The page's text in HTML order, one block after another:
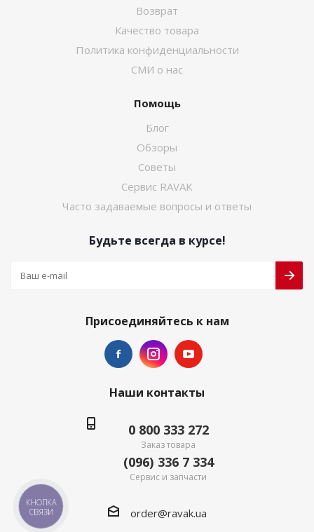
Возврат
Качество товара
Политика конфиденциальности
СМИ о нас
Помощь
Блог
Обзоры
Советы
Сервис RAVAK
Часто задаваемые вопросы и ответы
Будьте всегда в курсе!
Присоединяйтесь к нам
Наши контакты
0 800 333 272
Заказ товара
(096) 336 7 334
Сервис и запчасти
order@ravak.ua
КНОПКА
СВЯЗИ